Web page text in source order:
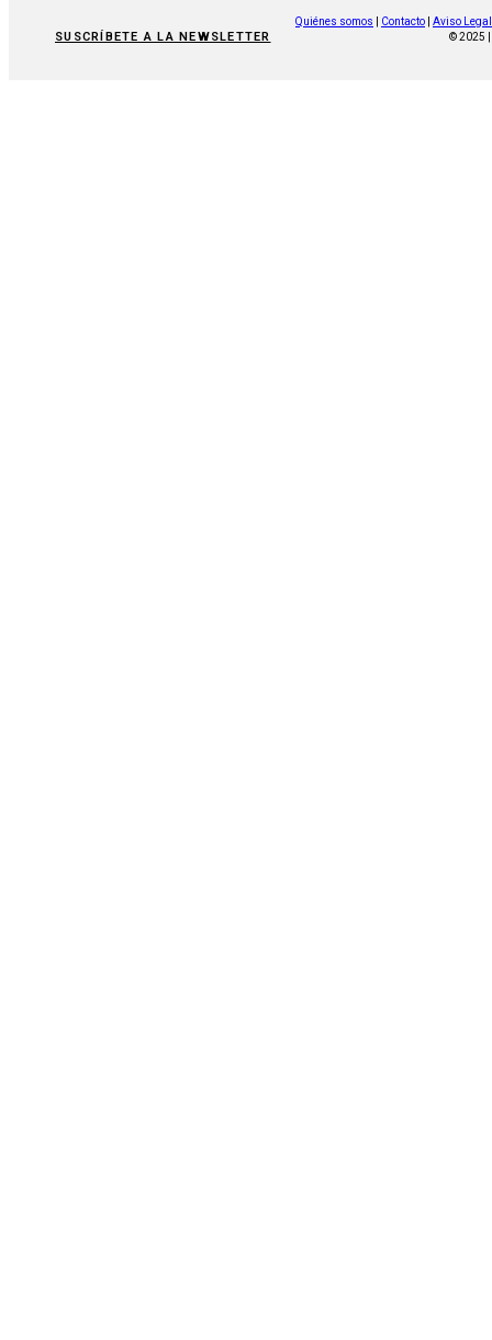
SUSCRÍBETE A LA NEWSLETTER
Quiénes somos Contacto
Aviso Legal
© 2025